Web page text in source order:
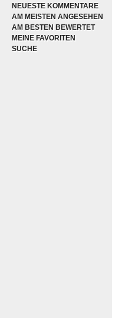
NEUESTE KOMMENTARE
AM MEISTEN ANGESEHEN
AM BESTEN BEWERTET
MEINE FAVORITEN
SUCHE